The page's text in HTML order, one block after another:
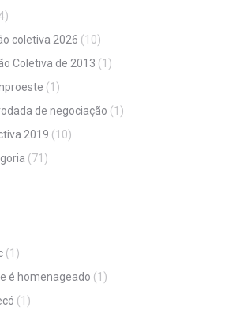
coletiva 2026 (10)
Coletiva de 2013 (1)
(1)
de negociação (1)
2019 (10)
(71)
(1)
é homenageado (1)
(1)